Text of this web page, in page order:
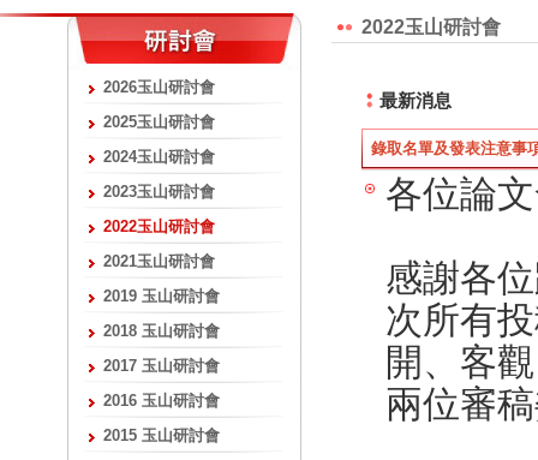
2026玉山研討會
2025玉山研討會
2024玉山研討會
2023玉山研討會
2022玉山研討會
2021玉山研討會
2019 玉山研討會
2018 玉山研討會
2017 玉山研討會
2016 玉山研討會
2015 玉山研討會
2022玉山研討會
最新消息
錄取名單及發表注意事
各位論
感謝各
次所有
開、客
兩位審